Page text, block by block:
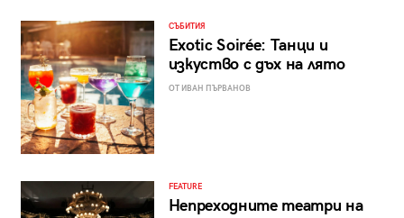
СЪБИТИЯ
Exotic Soirée: Танци и
изкуство с дъх на лято
ОТ ИВАН ПЪРВАНОВ
FEATURE
Непреходните театри на